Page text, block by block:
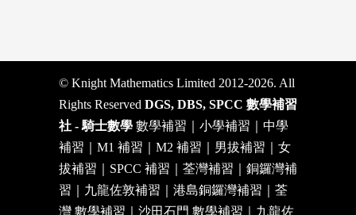
© Knight Mathematics Limited 2012-2026. All
Rights Reserved DGS, DBS, SPCC 數學補習
社 - 騎士數學 數學補習｜小學補習｜中學
補習｜M1 補習｜M2 補習｜男拔補習｜女
拔補習｜SPCC 補習｜荃灣補習｜銅鑼灣補
習｜九龍佐敦補習｜港島銅鑼灣補習｜荃
灣 數學補習｜沙田石門 數學補習｜九龍佐